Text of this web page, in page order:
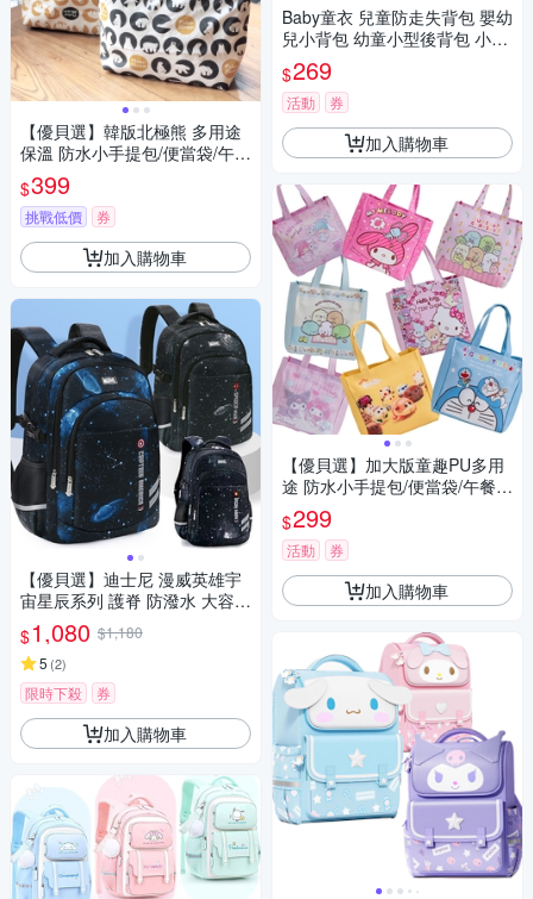
【優貝選】韓版北極熊 多用途
保溫 防水小手提包/便當袋/午餐
提包(3色)
$399
挑戰低價 券
加入購物車
【優貝選】迪士尼 漫威英雄宇
宙星辰系列 護脊 防潑水 大容量
小學生書包 3-6年級適用(平輸
品)
$1,080 $1,180
5 (2)
限時下殺 券
加入購物車
Baby童衣 兒童防走失背包 嬰幼
兒小背包 幼童小型後背包 小朋
友後背包 11848
$269
活動 券
加入購物車
【優貝選】加大版童趣PU多用
途 防水小手提包/便當袋/午餐提
包
$299
活動 券
加入購物車